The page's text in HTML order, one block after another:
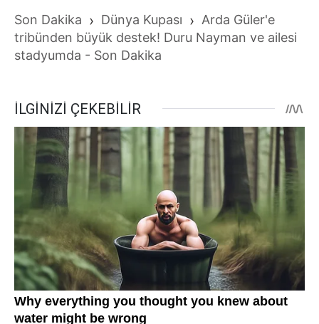
Son Dakika › Dünya Kupası › Arda Güler'e
tribünden büyük destek! Duru Nayman ve ailesi
stadyumda - Son Dakika